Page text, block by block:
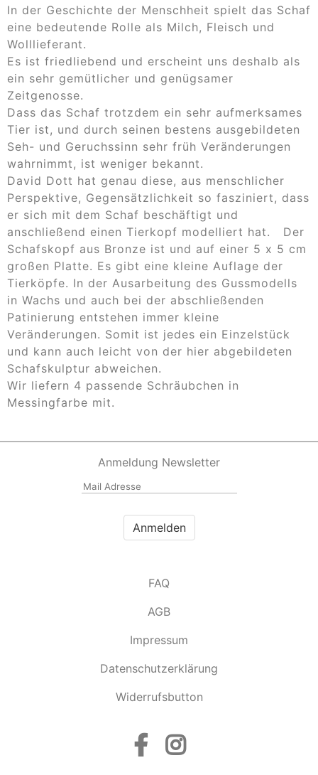
In der Geschichte der Menschheit spielt das Schaf
eine bedeutende Rolle als Milch, Fleisch und
Wolllieferant.
Es ist friedliebend und erscheint uns deshalb als
ein sehr gemütlicher und genügsamer
Zeitgenosse.
Dass das Schaf trotzdem ein sehr aufmerksames
Tier ist, und durch seinen bestens ausgebildeten
Seh- und Geruchssinn sehr früh Veränderungen
wahrnimmt, ist weniger bekannt.
David Dott hat genau diese, aus menschlicher
Perspektive, Gegensätzlichkeit so fasziniert, dass
er sich mit dem Schaf beschäftigt und
anschließend einen Tierkopf modelliert hat. Der
Schafskopf aus Bronze ist und auf einer 5 x 5 cm
großen Platte. Es gibt eine kleine Auflage der
Tierköpfe. In der Ausarbeitung des Gussmodells
in Wachs und auch bei der abschließenden
Patinierung entstehen immer kleine
Veränderungen. Somit ist jedes ein Einzelstück
und kann auch leicht von der hier abgebildeten
Schafskulptur abweichen.
Wir liefern 4 passende Schräubchen in
Messingfarbe mit.
Anmeldung Newsletter
FAQ
AGB
Impressum
Datenschutzerklärung
Widerrufsbutton